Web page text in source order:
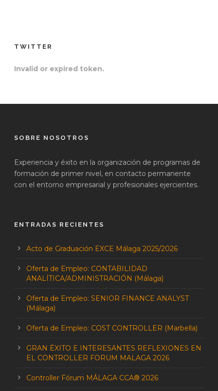
TWITTER
Invalid or expired token.
SOBRE NOSOTROS
Experiencia y éxito en la organización de programas de
formación de primer nivel, en contacto permanente
con el entorno empresarial y profesionales ejercientes.
ENTRADAS RECIENTES
Acto de Graduación EXCE Málaga 2025/2026
Oferta de Empleo: CONTABILIDAD
ANALÍTICA/ADMINISTRACIÓN (Málaga)
Oferta de Empleo: SENIOR FINANCE ANALYST
(Málaga)
Oferta de Empleo: COST CONTROLLER (Marbella)
GRAN ÉXITO E INTERESANTES REFLEXIONES EN
EL CONTROLLER FORUM MALAGA 2026
Controller Fórum MÁLAGA CCA® 2026